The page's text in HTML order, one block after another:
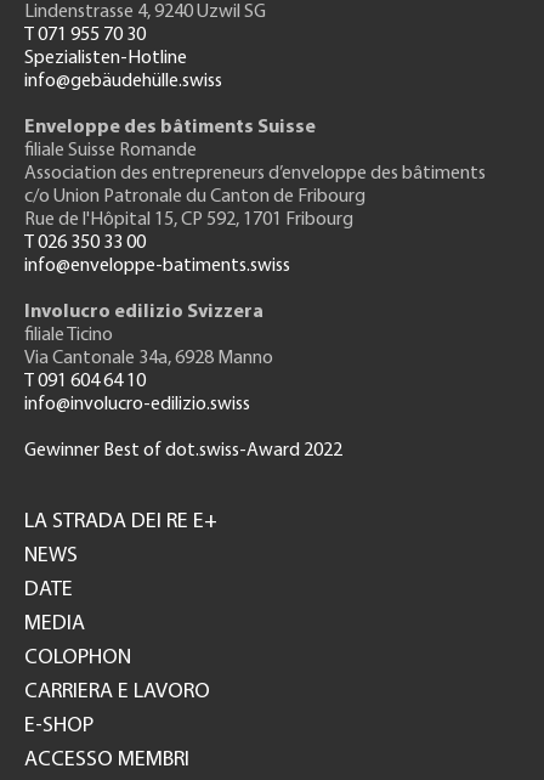
Lindenstrasse 4, 9240 Uzwil SG
T 071 955 70 30
Spezialisten-Hotline
info@gebäudehülle.swiss
Enveloppe des bâtiments Suisse
filiale Suisse Romande
Association des entrepreneurs d’enveloppe des bâtiments
c/o Union Patronale du Canton de Fribourg
Rue de l'Hôpital 15, CP 592, 1701 Fribourg
T 026 350 33 00
info@enveloppe-batiments.swiss
Involucro edilizio Svizzera
filiale Ticino
Via Cantonale 34a, 6928 Manno
T 091 604 64 10
info@involucro-edilizio.swiss
Gewinner Best of dot.swiss-Award 2022
GH
LA STRADA DEI RE E+
NEWS
DATE
MEDIA
COLOPHON
CARRIERA E LAVORO
E-SHOP
ACCESSO MEMBRI